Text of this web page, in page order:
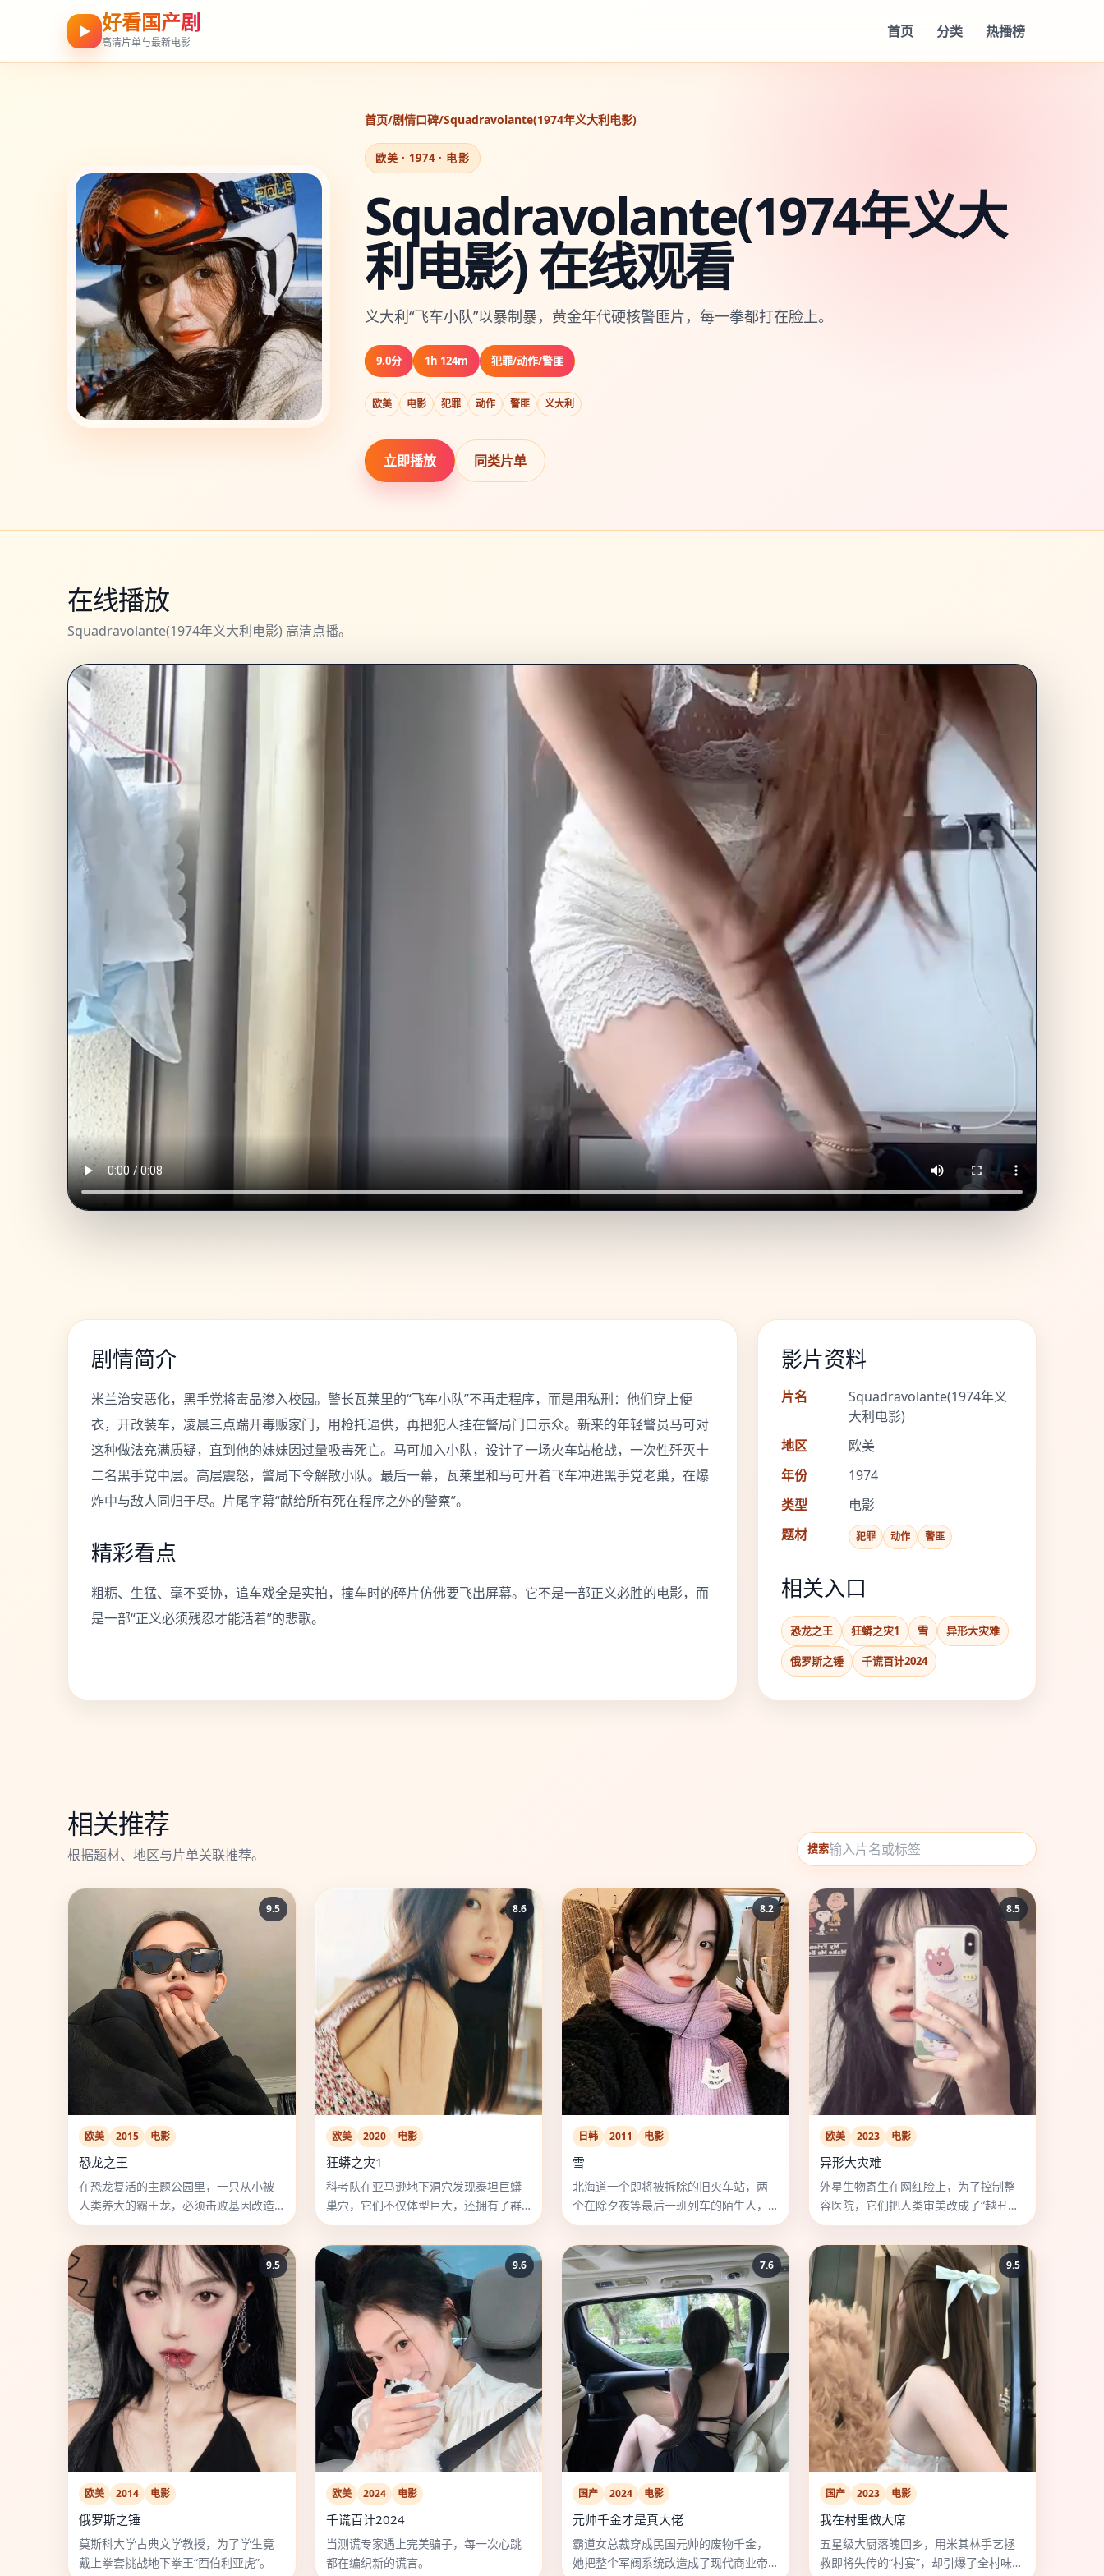
▶ 好看国产剧
高清片单与最新电影
首页 分类 热播榜
首页/剧情口碑/Squadravolante(1974年义大利电影)
欧美 · 1974 · 电影
Squadravolante(1974年义大
利电影) 在线观看
义大利“飞车小队”以暴制暴，黄金年代硬核警匪片，每一拳都打在脸上。
9.0分 1h 124m 犯罪/动作/警匪
欧美 电影 犯罪 动作 警匪 义大利
立即播放 同类片单
在线播放
Squadravolante(1974年义大利电影) 高清点播。
剧情简介
米兰治安恶化，黑手党将毒品渗入校园。警长瓦莱里的“飞车小队”不再走程序，而是用私刑：他们穿上便
衣，开改装车，凌晨三点踹开毒贩家门，用枪托逼供，再把犯人挂在警局门口示众。新来的年轻警员马可对
这种做法充满质疑，直到他的妹妹因过量吸毒死亡。马可加入小队，设计了一场火车站枪战，一次性歼灭十
二名黑手党中层。高层震怒，警局下令解散小队。最后一幕，瓦莱里和马可开着飞车冲进黑手党老巢，在爆
炸中与敌人同归于尽。片尾字幕“献给所有死在程序之外的警察”。
精彩看点
粗粝、生猛、毫不妥协，追车戏全是实拍，撞车时的碎片仿佛要飞出屏幕。它不是一部正义必胜的电影，而
是一部“正义必须残忍才能活着”的悲歌。
影片资料
片名
Squadravolante(1974年义
大利电影)
地区
欧美
年份
1974
类型
电影
题材
犯罪 动作 警匪
相关入口
恐龙之王 狂蟒之灾1 雪 异形大灾难
俄罗斯之锤 千谎百计2024
相关推荐
根据题材、地区与片单关联推荐。 搜索
9.5
欧美 2015 电影
恐龙之王
在恐龙复活的主题公园里，一只从小被
人类养大的霸王龙，必须击败基因改造
的暴虐霸王龙，成为真正的恐龙之王。
8.6
欧美 2020 电影
狂蟒之灾1
科考队在亚马逊地下洞穴发现泰坦巨蟒
巢穴，它们不仅体型巨大，还拥有了群
体智慧。
8.2
日韩 2011 电影
雪
北海道一个即将被拆除的旧火车站，两
个在除夕夜等最后一班列车的陌生人，
聊了一整夜的雪。
8.5
欧美 2023 电影
异形大灾难
外星生物寄生在网红脸上，为了控制整
容医院，它们把人类审美改成了“越丑越
美”。
9.5
欧美 2014 电影
俄罗斯之锤
莫斯科大学古典文学教授，为了学生竟
戴上拳套挑战地下拳王“西伯利亚虎”。
9.6
欧美 2024 电影
千谎百计2024
当测谎专家遇上完美骗子，每一次心跳
都在编织新的谎言。
7.6
国产 2024 电影
元帅千金才是真大佬
霸道女总裁穿成民国元帅的废物千金，
她把整个军阀系统改造成了现代商业帝
9.5
国产 2023 电影
我在村里做大席
五星级大厨落魄回乡，用米其林手艺拯
救即将失传的“村宴”，却引爆了全村味蕾